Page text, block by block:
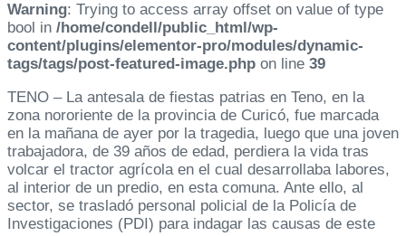
Warning: Trying to access array offset on value of type
bool in /home/condell/public_html/wp-
content/plugins/elementor-pro/modules/dynamic-
tags/tags/post-featured-image.php on line 39
TENO – La antesala de fiestas patrias en Teno, en la
zona nororiente de la provincia de Curicó, fue marcada
en la mañana de ayer por la tragedia, luego que una joven
trabajadora, de 39 años de edad, perdiera la vida tras
volcar el tractor agrícola en el cual desarrollaba labores,
al interior de un predio, en esta comuna. Ante ello, al
sector, se trasladó personal policial de la Policía de
Investigaciones (PDI) para indagar las causas de este